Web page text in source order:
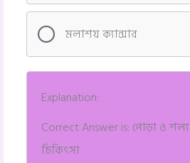
মলাশয় ক্যান্সার
Explanation:
Correct Answer is: পোড়া ও শল্য
চিকিৎসা